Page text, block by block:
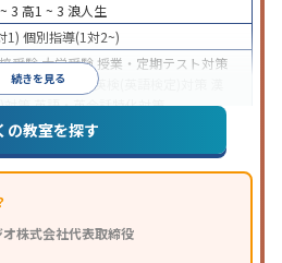
続きを見る
3 高1 ~ 3 浪人生
1) 個別指導(1対2~)
受験大学受験 授業・定期テスト対策
学習習慣の定着 英検(英語検定)対策
対策英語・英会話特化対策
講可能季節講習のみの受講可
年の個別指導塾アンケート調査方法を参
の教室を探す
株式会社代表取締役